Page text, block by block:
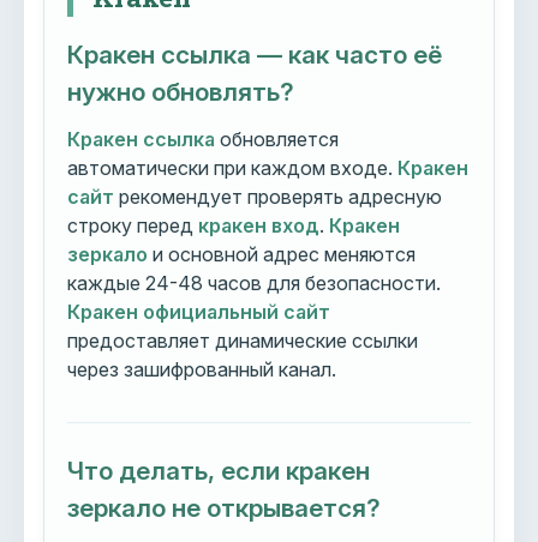
Кракен ссылка — как часто её
нужно обновлять?
Кракен ссылка обновляется
автоматически при каждом входе. Кракен
сайт рекомендует проверять адресную
строку перед кракен вход. Кракен
зеркало и основной адрес меняются
каждые 24-48 часов для безопасности.
Кракен официальный сайт
предоставляет динамические ссылки
через зашифрованный канал.
Что делать, если кракен
зеркало не открывается?